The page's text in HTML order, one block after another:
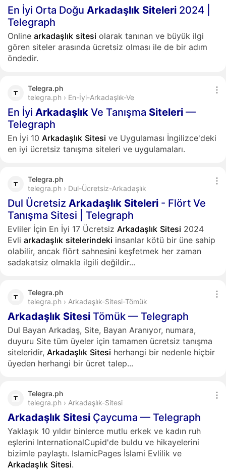
En İyi Orta Doğu Arkadaşlık Siteleri 2024 |
Telegraph
Online arkadaşlık sitesi olarak tanınan ve büyük ilgi
gören siteler arasında ücretsiz olması ile de bir adım
öndedir.
Telegra.ph
telegra.ph › En-İyi-Arkadaşlık-Ve
En İyi Arkadaşlık Ve Tanışma Siteleri —
Telegraph
En İyi 10 Arkadaşlık Sitesi ve Uygulaması İngilizce'deki
en iyi ücretsiz tanışma siteleri ve uygulamaları.
Telegra.ph
telegra.ph › Dul-Ücretsiz-Arkadaşlık
Dul Ücretsiz Arkadaşlık Siteleri - Flört Ve
Tanışma Sitesi | Telegraph
Evliler İçin En İyi 17 Ücretsiz Arkadaşlık Sitesi 2024
Evli arkadaşlık sitelerindeki insanlar kötü bir üne sahip
olabilir, ancak flört sahnesini keşfetmek her zaman
sadakatsiz olmakla ilgili değildir...
Telegra.ph
telegra.ph › Arkadaşlık-Sitesi-Tömük
Arkadaşlık Sitesi Tömük — Telegraph
Dul Bayan Arkadaş, Site, Bayan Aranıyor, numara,
duyuru Site tüm üyeler için tamamen ücretsiz tanışma
siteleridir, Arkadaşlık Sitesi herhangi bir nedenle hiçbir
üyeden herhangi bir ücret talep...
Telegra.ph
telegra.ph › Arkadaşlık-Sitesi
Arkadaşlık Sitesi Çaycuma — Telegraph
Yaklaşık 10 yıldır binlerce mutlu erkek ve kadın ruh
eşlerini InternationalCupid'de buldu ve hikayelerini
bizimle paylaştı. IslamicPages İslami Evlilik ve
Arkadaşlık Sitesi.